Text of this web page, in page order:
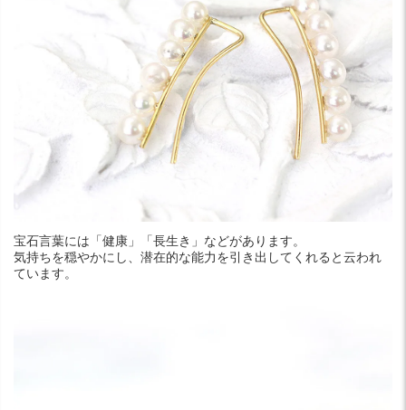
宝石言葉には「健康」「長生き」などがあります。
気持ちを穏やかにし、潜在的な能力を引き出してくれると云われ
ています。